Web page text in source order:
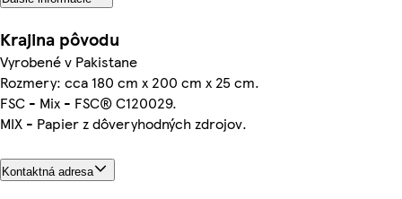
Krajina pôvodu
Vyrobené v Pakistane
Rozmery: cca 180 cm x 200 cm x 25 cm.
FSC - Mix - FSC® C120029.
MIX - Papier z dôveryhodných zdrojov.
Kontaktná adresa